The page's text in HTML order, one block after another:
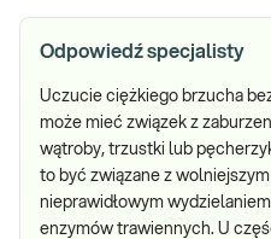
Odpowiedź specjalisty
Uczucie ciężkiego brzucha
może mieć związek z
wątroby, trzustki lub
to być związane z
nieprawidłowym
enzymów trawiennych. U